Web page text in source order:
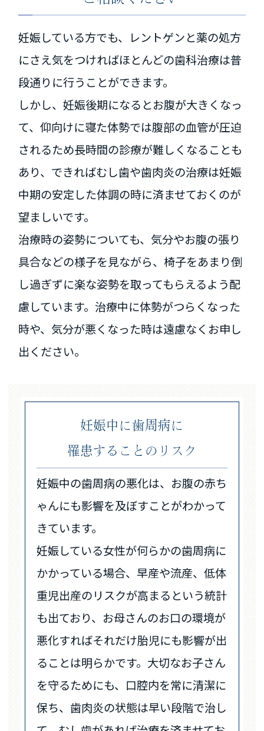
妊娠している方でも、レントゲンと薬の処方
にさえ気をつければほとんどの歯科治療は普
段通りに行うことができます。
しかし、妊娠後期になるとお腹が大きくなっ
て、仰向けに寝た体勢では腹部の血管が圧迫
されるため長時間の診療が難しくなることも
あり、できればむし歯や歯肉炎の治療は妊娠
中期の安定した体調の時に済ませておくのが
望ましいです。
治療時の姿勢についても、気分やお腹の張り
具合などの様子を見ながら、椅子をあまり倒
し過ぎずに楽な姿勢を取ってもらえるよう配
慮しています。治療中に体勢がつらくなった
時や、気分が悪くなった時は遠慮なくお申し
出ください。
妊娠中に歯周病に
罹患することのリスク
妊娠中の歯周病の悪化は、お腹の赤ち
ゃんにも影響を及ぼすことがわかって
きています。
妊娠している女性が何らかの歯周病に
かかっている場合、早産や流産、低体
重児出産のリスクが高まるという統計
も出ており、お母さんのお口の環境が
悪化すればそれだけ胎児にも影響が出
ることは明らかです。大切なお子さん
を守るためにも、口腔内を常に清潔に
保ち、歯肉炎の状態は早い段階で治し